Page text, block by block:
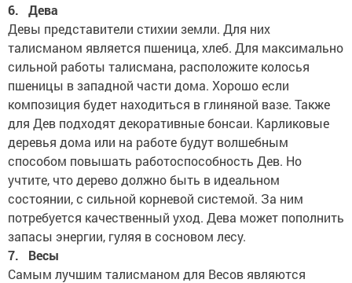
6. Дева
Девы представители стихии земли. Для них
талисманом является пшеница, хлеб. Для максимально
сильной работы талисмана, расположите колосья
пшеницы в западной части дома. Хорошо если
композиция будет находиться в глиняной вазе. Также
для Дев подходят декоративные бонсаи. Карликовые
деревья дома или на работе будут волшебным
способом повышать работоспособность Дев. Но
учтите, что дерево должно быть в идеальном
состоянии, с сильной корневой системой. За ним
потребуется качественный уход. Дева может пополнить
запасы энергии, гуляя в сосновом лесу.
7. Весы
Самым лучшим талисманом для Весов являются